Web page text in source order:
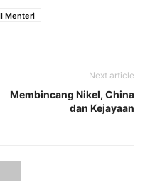
Menteri
Next article
Membincang Nikel, China
dan Kejayaan